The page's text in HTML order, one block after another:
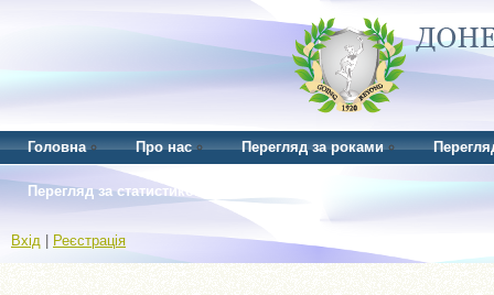
Головна Про нас Перегляд за роками
Перегляд за статистикою
Вхід Реєстрація